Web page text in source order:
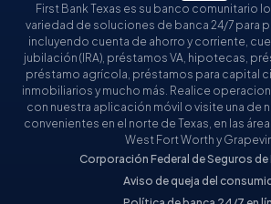
First Bank Texas es su banco comunitario
variedad de soluciones de banca 24/7 para
incluyendo cuenta de ahorro y corriente,
jubilación (IRA), préstamos VA, hipotecas,
préstamo agrícola, préstamos para capital
inmobiliarios y mucho más. Realice
con nuestra aplicación móvil o visite una de
convenientes en el norte de Texas, en las
West Fort Worth y
Corporación Federal de Seguros
Aviso de queja del